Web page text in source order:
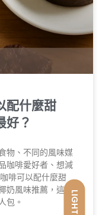
LIGHT
配什麼甜
好？
物、不同的風味媒
咖啡愛好者、想減
啡可以配什麼甜
奶風味推薦，這篇
包。